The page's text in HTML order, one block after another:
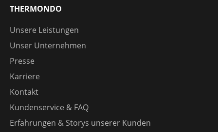
THERMONDO
Unsere Leistungen
Unser Unternehmen
Presse
Karriere
Kontakt
Kundenservice & FAQ
Erfahrungen & Storys unserer Kunden